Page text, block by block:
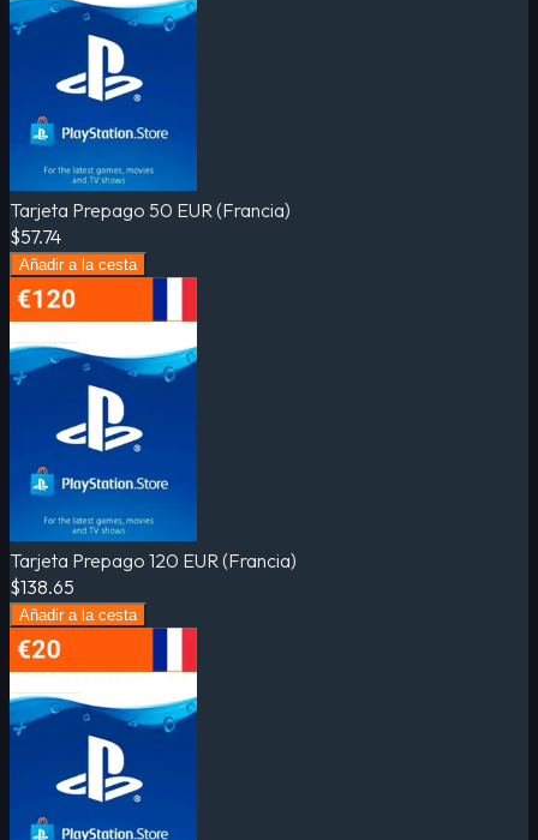
Tarjeta Prepago 50 EUR (Francia)
$57.74
Añadir a la cesta
Tarjeta Prepago 120 EUR (Francia)
$138.65
Añadir a la cesta